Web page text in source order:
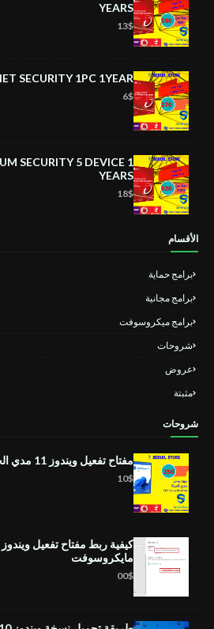
YEARS
13$
SECURITY 1PC 1YEAR
6$
SECURITY 5 DEVICE 1
YEARS
18$
الأقسام
برامج حماية
برامج مجانية
برامج ميكروسوفت
شروحات
عروض
مثبتة
شروحات
مفتاح تفعيل ويندوز 11 مدي الحياه
10$
مايكروسوفت
00$